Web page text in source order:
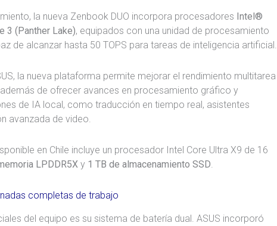
la nueva Zenbook DUO incorpora procesadores Intel®
3 (Panther Lake), equipados con una unidad de procesamiento
de alcanzar hasta 50 TOPS para tareas de inteligencia artificial.
la nueva plataforma permite mejorar el rendimiento multitarea
además de ofrecer avances en procesamiento gráfico y
de IA local, como traducción en tiempo real, asistentes
avanzada de video.
en Chile incluye un procesador Intel Core Ultra X9 de 16
LPDDR5X y 1 TB de almacenamiento SSD.
completas de trabajo
del equipo es su sistema de batería dual. ASUS incorporó